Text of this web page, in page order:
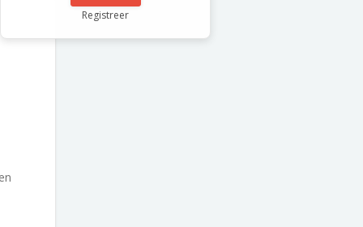
Registreer